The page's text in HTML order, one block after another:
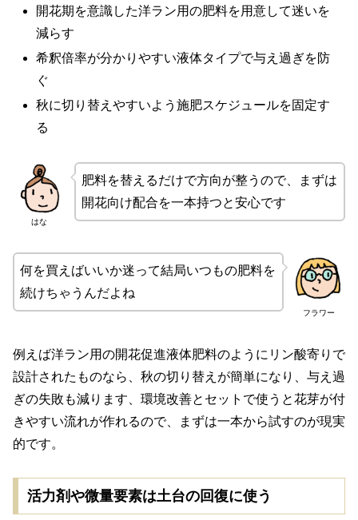
開花期を意識した洋ラン用の肥料を用意して迷いを
減らす
希釈倍率が分かりやすい液体タイプで与え過ぎを防
ぐ
秋に切り替えやすいよう施肥スケジュールを固定す
る
はな
肥料を替えるだけで方向が整うので、まずは
開花向け配合を一本持つと安心です
フラワー
何を買えばいいか迷って結局いつもの肥料を
続けちゃうんだよね
例えば洋ラン用の開花促進液体肥料のようにリン酸寄りで
設計されたものなら、秋の切り替えが簡単になり、与え過
ぎの失敗も減ります、環境改善とセットで使うと花芽が付
きやすい流れが作れるので、まずは一本から試すのが現実
的です。
活力剤や微量要素は土台の回復に使う